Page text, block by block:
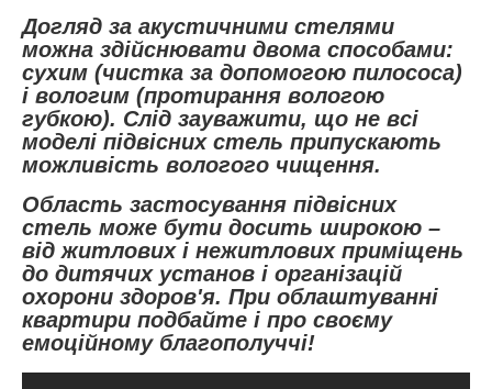
Догляд за акустичними стелями
можна здійснювати двома способами:
сухим (чистка за допомогою пилососа)
і вологим (протирання вологою
губкою). Слід зауважити, що не всі
моделі підвісних стель припускають
можливість вологого чищення.
Область застосування підвісних
стель може бути досить широкою –
від житлових і нежитлових приміщень
до дитячих установ і організацій
охорони здоров'я. При облаштуванні
квартири подбайте і про своєму
емоційному благополуччі!